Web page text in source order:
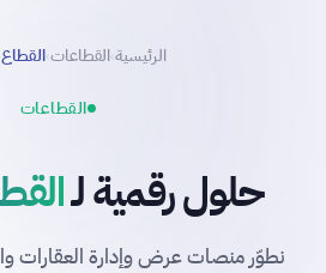
الرئيسية›القطاعات›
القطاعات
حلول رقمية لـ
نطوّر منصات عرض وإدارة العقارات